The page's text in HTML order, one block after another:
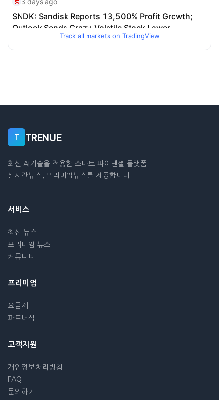
Track all markets on TradingView
T TRENUE
최신 AI기술을 적용한 스마트 파이낸셜 플랫폼.
실시간뉴스, 프리미엄뉴스를 제공합니다.
서비스
최신 뉴스
프리미엄 뉴스
커뮤니티
프리미엄
요금제
파트너십
고객지원
개인정보처리방침
FAQ
문의하기